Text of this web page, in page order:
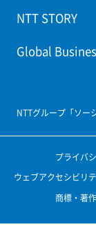
NTT STORY
Global
NTTグループ「ソー
プライバ
ウェブアクセシビリ
商標・著